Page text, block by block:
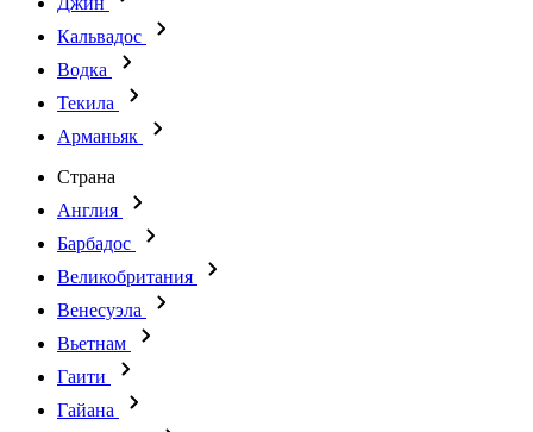
Кальвадос
Водка
Текила
Арманьяк
Страна
Англия
Барбадос
Великобритания
Венесуэла
Вьетнам
Гаити
Гайана